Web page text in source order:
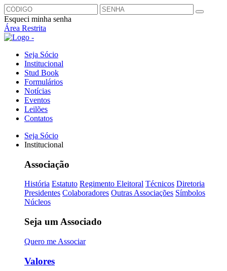
Esqueci minha senha
Área Restrita
Seja Sócio
Institucional
Stud Book
Formulários
Notícias
Eventos
Leilões
Contatos
Seja Sócio
Institucional
Associação
História Estatuto Regimento Eleitoral Técnicos Diretoria
Presidentes Colaboradores Outras Associações Símbolos
Núcleos
Seja um Associado
Quero me Associar
Valores